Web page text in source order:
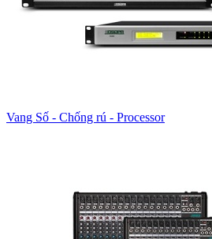
Vang Số - Chống rú - Processor